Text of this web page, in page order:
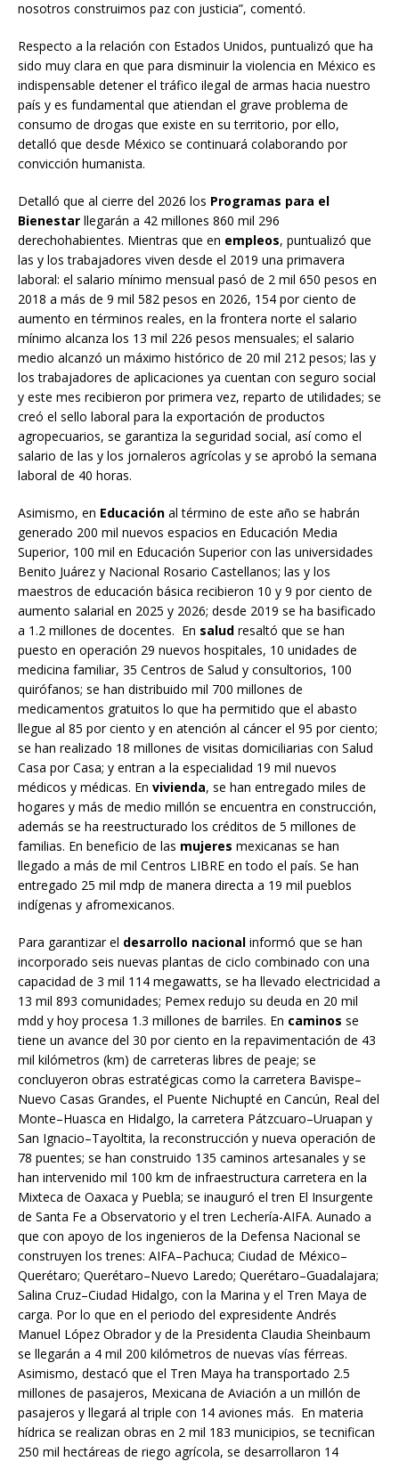
nosotros construimos paz con justicia”, comentó.
Respecto a la relación con Estados Unidos, puntualizó que ha
sido muy clara en que para disminuir la violencia en México es
indispensable detener el tráfico ilegal de armas hacia nuestro
país y es fundamental que atiendan el grave problema de
consumo de drogas que existe en su territorio, por ello,
detalló que desde México se continuará colaborando por
convicción humanista.
Detalló que al cierre del 2026 los Programas para el
Bienestar llegarán a 42 millones 860 mil 296
derechohabientes. Mientras que en empleos, puntualizó que
las y los trabajadores viven desde el 2019 una primavera
laboral: el salario mínimo mensual pasó de 2 mil 650 pesos en
2018 a más de 9 mil 582 pesos en 2026, 154 por ciento de
aumento en términos reales, en la frontera norte el salario
mínimo alcanza los 13 mil 226 pesos mensuales; el salario
medio alcanzó un máximo histórico de 20 mil 212 pesos; las y
los trabajadores de aplicaciones ya cuentan con seguro social
y este mes recibieron por primera vez, reparto de utilidades; se
creó el sello laboral para la exportación de productos
agropecuarios, se garantiza la seguridad social, así como el
salario de las y los jornaleros agrícolas y se aprobó la semana
laboral de 40 horas.
Asimismo, en Educación al término de este año se habrán
generado 200 mil nuevos espacios en Educación Media
Superior, 100 mil en Educación Superior con las universidades
Benito Juárez y Nacional Rosario Castellanos; las y los
maestros de educación básica recibieron 10 y 9 por ciento de
aumento salarial en 2025 y 2026; desde 2019 se ha basificado
a 1.2 millones de docentes. En salud resaltó que se han
puesto en operación 29 nuevos hospitales, 10 unidades de
medicina familiar, 35 Centros de Salud y consultorios, 100
quirófanos; se han distribuido mil 700 millones de
medicamentos gratuitos lo que ha permitido que el abasto
llegue al 85 por ciento y en atención al cáncer el 95 por ciento;
se han realizado 18 millones de visitas domiciliarias con Salud
Casa por Casa; y entran a la especialidad 19 mil nuevos
médicos y médicas. En vivienda, se han entregado miles de
hogares y más de medio millón se encuentra en construcción,
además se ha reestructurado los créditos de 5 millones de
familias. En beneficio de las mujeres mexicanas se han
llegado a más de mil Centros LIBRE en todo el país. Se han
entregado 25 mil mdp de manera directa a 19 mil pueblos
indígenas y afromexicanos.
Para garantizar el desarrollo nacional informó que se han
incorporado seis nuevas plantas de ciclo combinado con una
capacidad de 3 mil 114 megawatts, se ha llevado electricidad a
13 mil 893 comunidades; Pemex redujo su deuda en 20 mil
mdd y hoy procesa 1.3 millones de barriles. En caminos se
tiene un avance del 30 por ciento en la repavimentación de 43
mil kilómetros (km) de carreteras libres de peaje; se
concluyeron obras estratégicas como la carretera Bavispe–
Nuevo Casas Grandes, el Puente Nichupté en Cancún, Real del
Monte–Huasca en Hidalgo, la carretera Pátzcuaro–Uruapan y
San Ignacio–Tayoltita, la reconstrucción y nueva operación de
78 puentes; se han construido 135 caminos artesanales y se
han intervenido mil 100 km de infraestructura carretera en la
Mixteca de Oaxaca y Puebla; se inauguró el tren El Insurgente
de Santa Fe a Observatorio y el tren Lechería-AIFA. Aunado a
que con apoyo de los ingenieros de la Defensa Nacional se
construyen los trenes: AIFA–Pachuca; Ciudad de México–
Querétaro; Querétaro–Nuevo Laredo; Querétaro–Guadalajara;
Salina Cruz–Ciudad Hidalgo, con la Marina y el Tren Maya de
carga. Por lo que en el periodo del expresidente Andrés
Manuel López Obrador y de la Presidenta Claudia Sheinbaum
se llegarán a 4 mil 200 kilómetros de nuevas vías férreas.
Asimismo, destacó que el Tren Maya ha transportado 2.5
millones de pasajeros, Mexicana de Aviación a un millón de
pasajeros y llegará al triple con 14 aviones más. En materia
hídrica se realizan obras en 2 mil 183 municipios, se tecnifican
250 mil hectáreas de riego agrícola, se desarrollaron 14